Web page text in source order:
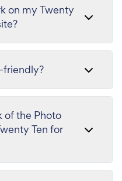
on my Twenty
friendly?
of the Photo
Ten for